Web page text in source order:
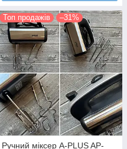
Топ продажів –31%
Ручний міксер A-PLUS AP-